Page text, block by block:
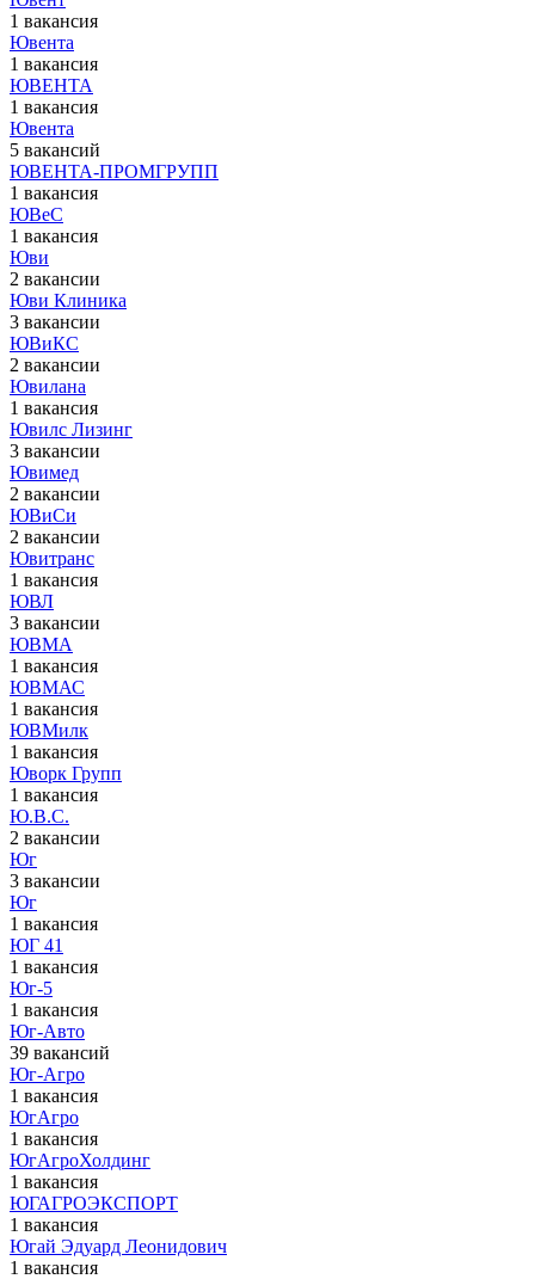
1 вакансия
Ювента
1 вакансия
ЮВЕНТА
1 вакансия
Ювента
5 вакансий
ЮВЕНТА-ПРОМГРУПП
1 вакансия
ЮВеС
1 вакансия
Юви
2 вакансии
Юви Клиника
3 вакансии
ЮВиКС
2 вакансии
Ювилана
1 вакансия
Ювилс Лизинг
3 вакансии
Ювимед
2 вакансии
ЮВиСи
2 вакансии
Ювитранс
1 вакансия
ЮВЛ
3 вакансии
ЮВМА
1 вакансия
ЮВМАС
1 вакансия
ЮВМилк
1 вакансия
Юворк Групп
1 вакансия
Ю.В.С.
2 вакансии
Юг
3 вакансии
Юг
1 вакансия
ЮГ 41
1 вакансия
Юг-5
1 вакансия
Юг-Авто
39 вакансий
Юг-Агро
1 вакансия
ЮгАгро
1 вакансия
ЮгАгроХолдинг
1 вакансия
ЮГАГРОЭКСПОРТ
1 вакансия
Югай Эдуард Леонидович
1 вакансия